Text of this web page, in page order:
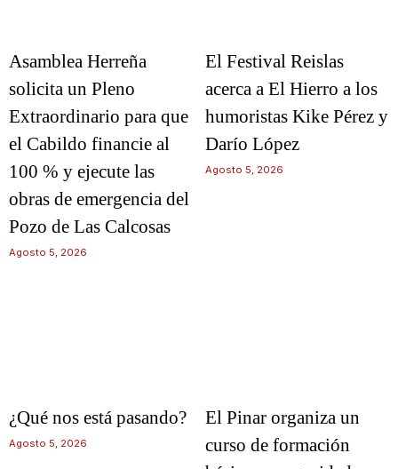
Asamblea Herreña
solicita un Pleno
Extraordinario para que
el Cabildo financie al
100 % y ejecute las
obras de emergencia del
Pozo de Las Calcosas
Agosto 5, 2026
El Festival Reislas
acerca a El Hierro a los
humoristas Kike Pérez y
Darío López
Agosto 5, 2026
¿Qué nos está pasando?
Agosto 5, 2026
El Pinar organiza un
curso de formación